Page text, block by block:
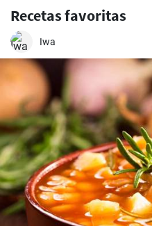
Recetas favoritas
Iwa